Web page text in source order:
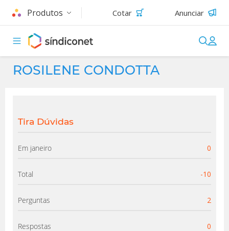
Produtos Cotar Anunciar
ROSILENE CONDOTTA
Tira Dúvidas
Em janeiro 0
Total -10
Perguntas 2
Respostas 0